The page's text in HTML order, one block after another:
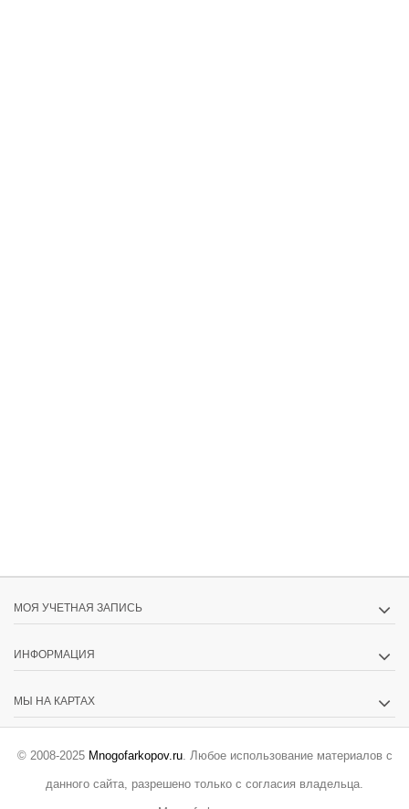
МОЯ УЧЕТНАЯ ЗАПИСЬ
ИНФОРМАЦИЯ
МЫ НА КАРТАХ
© 2008-2025 Mnogofarkopov.ru. Любое использование материалов с
данного сайта, разрешено только с согласия владельца.